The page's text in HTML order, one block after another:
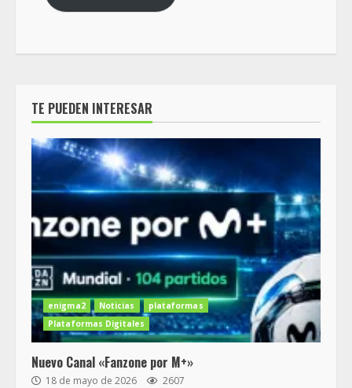
TE PUEDEN INTERESAR
enigma2 Noticias
plataformas
Plataformas Digitales
Nuevo Canal «Fanzone por M+»
18 de mayo de 2026 2607